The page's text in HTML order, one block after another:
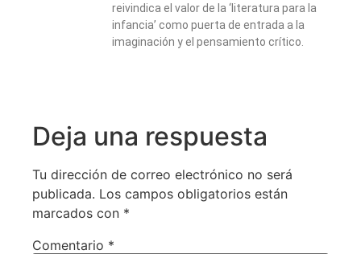
reivindica el valor de la ‘literatura para la
infancia’ como puerta de entrada a la
imaginación y el pensamiento crítico.
Deja una respuesta
Tu dirección de correo electrónico no será
publicada. Los campos obligatorios están
marcados con *
Comentario *